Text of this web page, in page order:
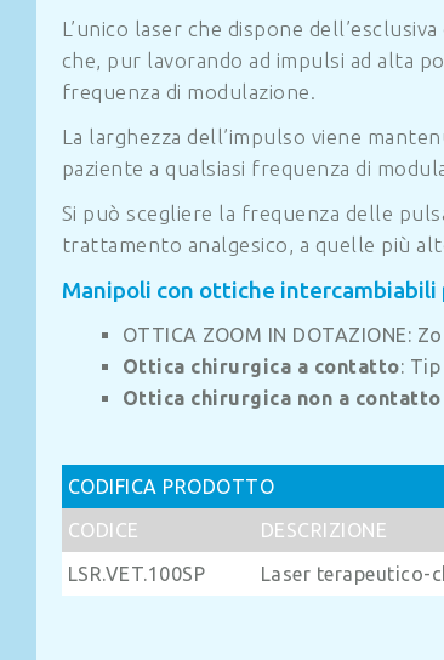
L’unico laser che dispone
che, pur lavorando ad impulsi ad alta
frequenza di modulazione.
La larghezza dell’impulso viene
paziente a qualsiasi frequenza di
Si può scegliere la frequenza delle
trattamento analgesico, a quelle più
Manipoli con ottiche intercambiabili
OTTICA ZOOM IN DOTAZIONE:
Ottica chirurgica a contatto:
Ottica chirurgica non a contatto
CODIFICA PRODOTTO
CODICE
DESCRIZIONE
LSR.VET.100SP
Laser terapeutico-